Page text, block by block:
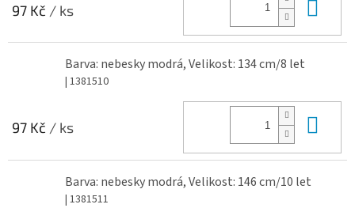
97 Kč / ks
Barva: nebesky modrá, Velikost: 134 cm/8 let
| 1381510
97 Kč / ks
Barva: nebesky modrá, Velikost: 146 cm/10 let
| 1381511